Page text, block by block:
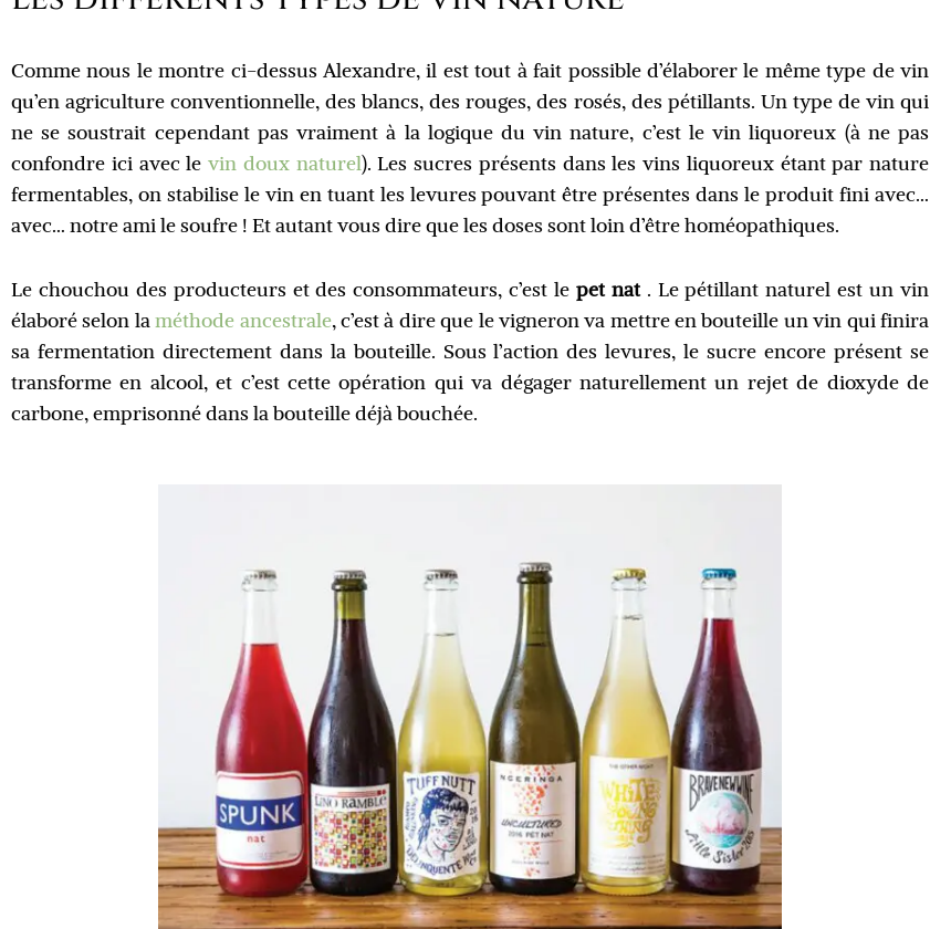
Comme nous le montre ci-dessus Alexandre, il est tout à fait possible d’élaborer le même type de vin
qu’en agriculture conventionnelle, des blancs, des rouges, des rosés, des pétillants. Un type de vin qui
ne se soustrait cependant pas vraiment à la logique du vin nature, c’est le vin liquoreux (à ne pas
confondre ici avec le vin doux naturel). Les sucres présents dans les vins liquoreux étant par nature
fermentables, on stabilise le vin en tuant les levures pouvant être présentes dans le produit fini avec…
avec… notre ami le soufre ! Et autant vous dire que les doses sont loin d’être homéopathiques.
Le chouchou des producteurs et des consommateurs, c’est le pet nat . Le pétillant naturel est un vin
élaboré selon laméthode ancestrale, c’est à dire que le vigneron va mettre en bouteille un vin qui finira
sa fermentation directement dans la bouteille. Sous l’action des levures, le sucre encore présent se
transforme en alcool, et c’est cette opération qui va dégager naturellement un rejet de dioxyde de
carbone, emprisonné dans la bouteille déjà bouchée.